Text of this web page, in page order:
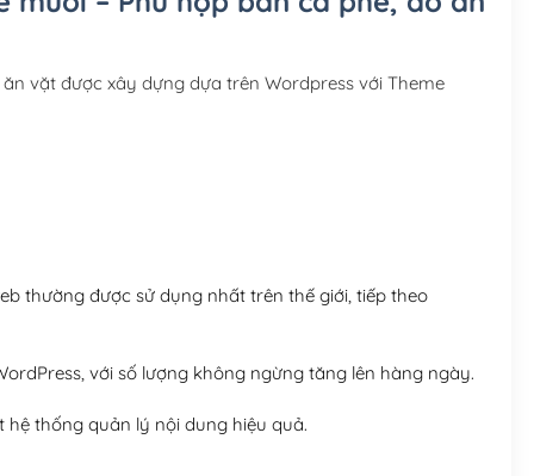
Hosting 5GB SSD (1
vặt được xây dựng dựa trên Wordpress với Theme
thường được sử dụng nhất trên thế giới, tiếp theo
với số lượng không ngừng tăng lên hàng ngày.
thống quản lý nội dung hiệu quả.